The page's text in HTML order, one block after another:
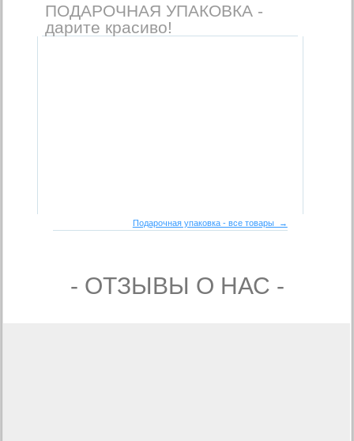
ПОДАРОЧНАЯ УПАКОВКА -
дарите красиво!
Подарочная упаковка - все товары →
- ОТЗЫВЫ О НАС -